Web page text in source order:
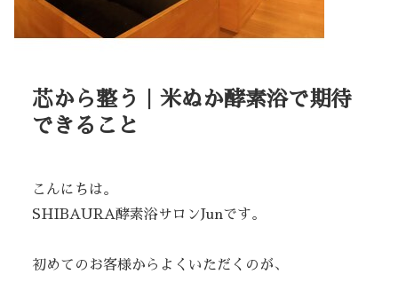
芯から整う｜米ぬか酵素浴で期待
できること
こんにちは。
SHIBAURA酵素浴サロンJunです。
初めてのお客様からよくいただくのが、